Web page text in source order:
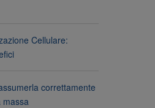
Cellulare:
correttamente
massa